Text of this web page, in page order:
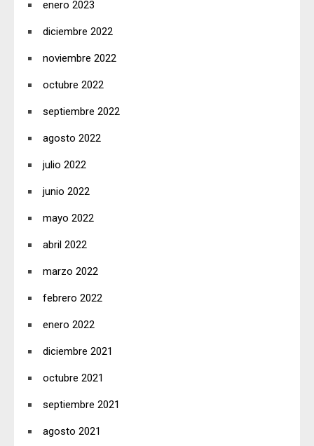
enero 2023
diciembre 2022
noviembre 2022
octubre 2022
septiembre 2022
agosto 2022
julio 2022
junio 2022
mayo 2022
abril 2022
marzo 2022
febrero 2022
enero 2022
diciembre 2021
octubre 2021
septiembre 2021
agosto 2021